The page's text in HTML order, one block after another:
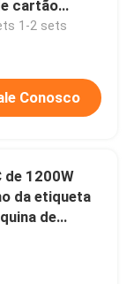
cartão
Machine
1-2 sets
Conosco
de 1200W
da etiqueta
de
para